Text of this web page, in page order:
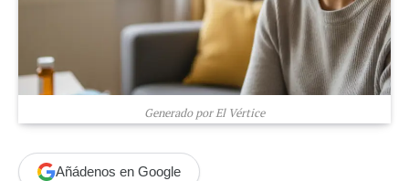
Generado por El Vértice
Añádenos en Google